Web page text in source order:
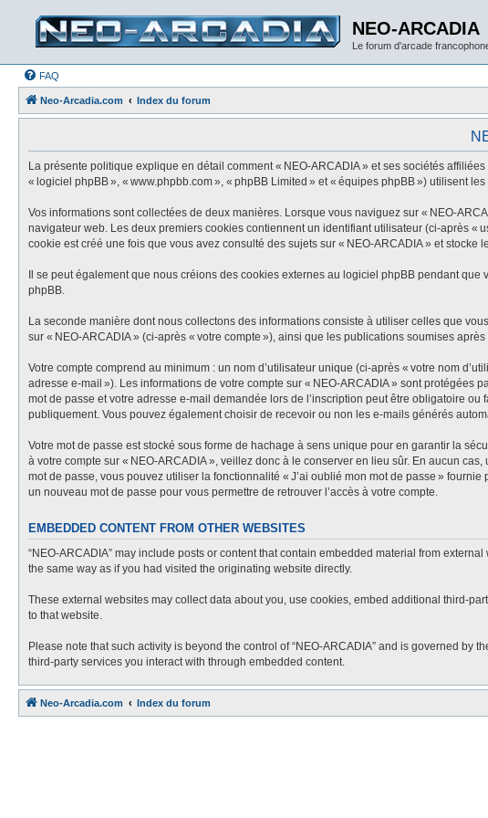
NEO-ARCADIA
Le forum d'arcade
FAQ
Neo-Arcadia.com Index du forum
La présente politique explique en détail comment « NEO-ARCADIA » et ses sociétés
« logiciel phpBB », « www.phpbb.com », « phpBB Limited » et « équipes phpBB ») utilisent
Vos informations sont collectées de deux manières. Lorsque vous naviguez sur « NEO-
navigateur web. Les deux premiers cookies contiennent un identifiant utilisateur (ci-après
cookie est créé une fois que vous avez consulté des sujets sur « NEO-ARCADIA » et
Il se peut également que nous créions des cookies externes au logiciel phpBB pendant
phpBB.
La seconde manière dont nous collectons des informations consiste à utiliser celles que
sur « NEO-ARCADIA » (ci-après « votre compte »), ainsi que les publications soumises
Votre compte comprend au minimum : un nom d’utilisateur unique (ci-après « votre nom
adresse e-mail »). Les informations de votre compte sur « NEO-ARCADIA » sont
mot de passe et votre adresse e-mail demandée lors de l’inscription peut être obligatoire
publiquement. Vous pouvez également choisir de recevoir ou non les e-mails générés
Votre mot de passe est stocké sous forme de hachage à sens unique pour en garantir la
à votre compte sur « NEO-ARCADIA », veillez donc à le conserver en lieu sûr. En aucun
mot de passe, vous pouvez utiliser la fonctionnalité « J’ai oublié mon mot de passe »
un nouveau mot de passe pour vous permettre de retrouver l’accès à votre compte.
EMBEDDED CONTENT FROM OTHER WEBSITES
“NEO-ARCADIA” may include posts or content that contain embedded material from
the same way as if you had visited the originating website directly.
These external websites may collect data about you, use cookies, embed additional third-
to that website.
Please note that such activity is beyond the control of “NEO-ARCADIA” and is governed
third-party services you interact with through embedded content.
Neo-Arcadia.com Index du forum